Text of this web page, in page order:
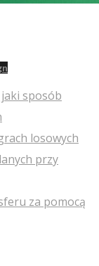
sposób
losowych
przy
za pomocą